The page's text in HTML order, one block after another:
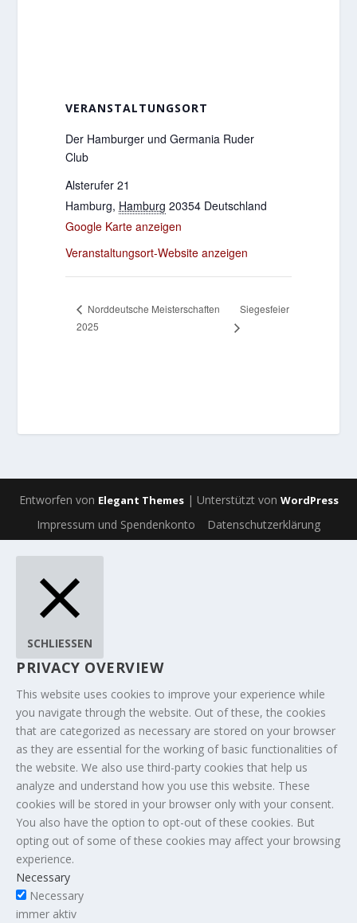
VERANSTALTUNGSORT
Der Hamburger und Germania Ruder
Club
Alsterufer 21
Hamburg, Hamburg 20354 Deutschland
Google Karte anzeigen
Veranstaltungsort-Website anzeigen
Norddeutsche Meisterschaften
2025
Siegesfeier
Entworfen von Elegant Themes| Unterstützt von WordPress
Impressum und Spendenkonto Datenschutzerklärung
SCHLIESSEN
PRIVACY OVERVIEW
This website uses cookies to improve your experience while
you navigate through the website. Out of these, the cookies
that are categorized as necessary are stored on your browser
as they are essential for the working of basic functionalities of
the website. We also use third-party cookies that help us
analyze and understand how you use this website. These
cookies will be stored in your browser only with your consent.
You also have the option to opt-out of these cookies. But
opting out of some of these cookies may affect your browsing
experience.
Necessary
Necessary
immer aktiv